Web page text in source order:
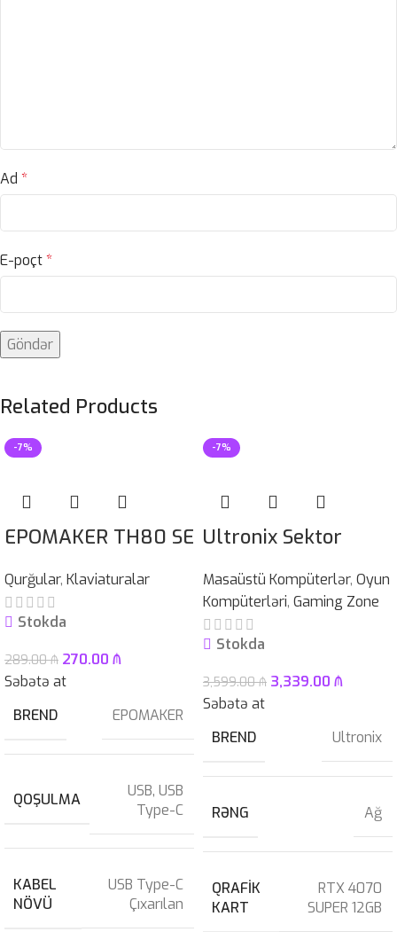
Ad *
E-poçt*
Related Products
-7%
EPOMAKER TH80 SE
Qurğular, Klaviaturalar
Stokda
289.00₼ 270.00 ₼
Səbətə at
BREND
EPOMAKER
QOŞULMA USB, USB
Type-C
KABEL
NÖVÜ
USB Type-C
Çıxarılan
-7%
Ultronix Sektor
Masaüstü Kompüterlər, Oyun
Kompüterləri, Gaming Zone
Stokda
3,599.00₼ 3,339.00 ₼
Səbətə at
BREND
Ultronix
RƏNG Ağ
QRAFIK
KART
RTX 4070
SUPER 12GB